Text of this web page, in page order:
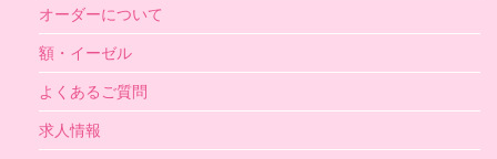
オーダーについて
額・イーゼル
よくあるご質問
求人情報